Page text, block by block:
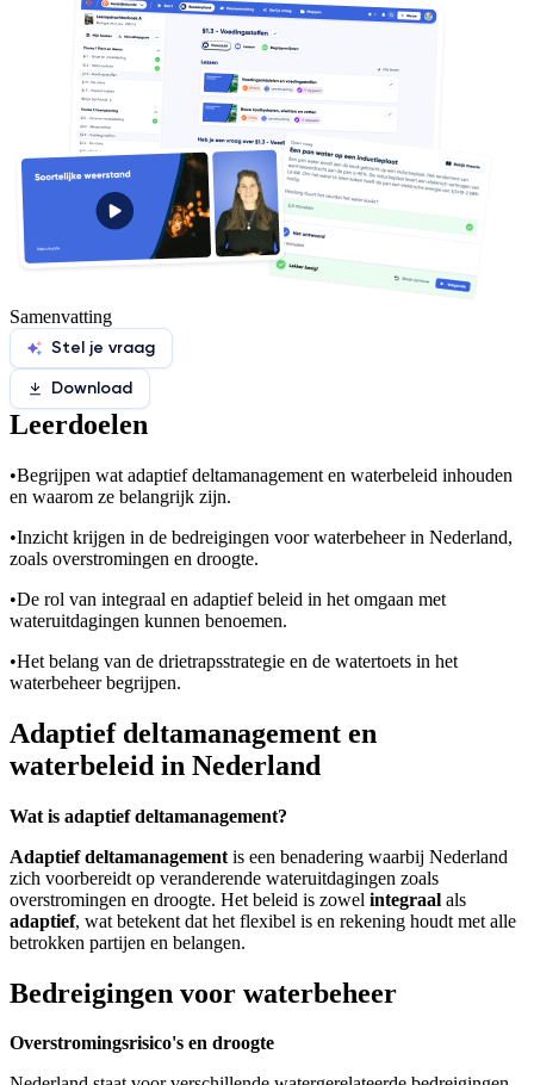
Samenvatting
Stel je vraag
Download
Leerdoelen
•Begrijpen wat adaptief deltamanagement en waterbeleid inhouden
en waarom ze belangrijk zijn.
•Inzicht krijgen in de bedreigingen voor waterbeheer in Nederland,
zoals overstromingen en droogte.
•De rol van integraal en adaptief beleid in het omgaan met
wateruitdagingen kunnen benoemen.
•Het belang van de drietrapsstrategie en de watertoets in het
waterbeheer begrijpen.
Adaptief deltamanagement en
waterbeleid in Nederland
Wat is adaptief deltamanagement?
Adaptief deltamanagement is een benadering waarbij Nederland
zich voorbereidt op veranderende wateruitdagingen zoals
overstromingen en droogte. Het beleid is zowel integraal als
adaptief, wat betekent dat het flexibel is en rekening houdt met alle
betrokken partijen en belangen.
Bedreigingen voor waterbeheer
Overstromingsrisico's en droogte